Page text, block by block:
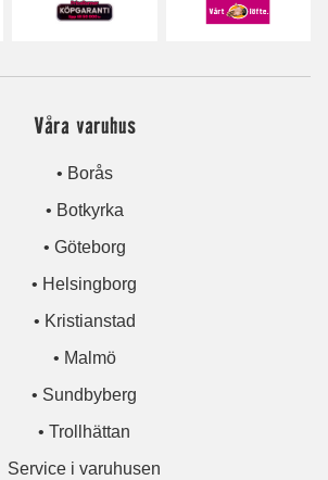
Våra varuhus
• Borås
• Botkyrka
• Göteborg
• Helsingborg
• Kristianstad
• Malmö
• Sundbyberg
• Trollhättan
Service i varuhusen